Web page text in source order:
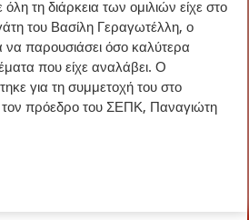
τη διάρκεια των ομιλιών είχε στο
του Βασίλη Γεραγωτέλλη, ο
να παρουσιάσει όσο καλύτερα
που είχε αναλάβει. Ο
για τη συμμετοχή του στο
τον πρόεδρο του ΣΕΠΚ, Παναγιώτη